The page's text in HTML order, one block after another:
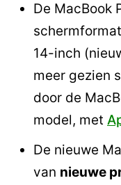
De MacBook
14-inch
meer gezien
door de
model, met
De nieuwe
van nieuwe